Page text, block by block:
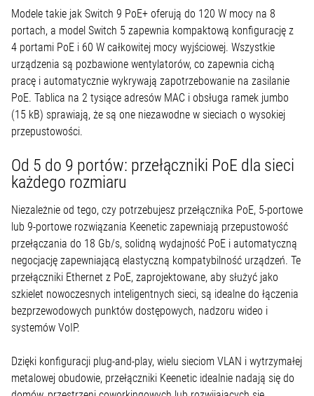
Modele takie jak Switch 9 PoE+ oferują do 120 W mocy na 8
portach, a model Switch 5 zapewnia kompaktową konfigurację z
4 portami PoE i 60 W całkowitej mocy wyjściowej. Wszystkie
urządzenia są pozbawione wentylatorów, co zapewnia cichą
pracę i automatycznie wykrywają zapotrzebowanie na zasilanie
PoE. Tablica na 2 tysiące adresów MAC i obsługa ramek jumbo
(15 kB) sprawiają, że są one niezawodne w sieciach o wysokiej
przepustowości.
Od 5 do 9 portów: przełączniki PoE dla sieci
każdego rozmiaru
Niezależnie od tego, czy potrzebujesz przełącznika PoE, 5-portowe
lub 9-portowe rozwiązania Keenetic zapewniają przepustowość
przełączania do 18 Gb/s, solidną wydajność PoE i automatyczną
negocjację zapewniającą elastyczną kompatybilność urządzeń. Te
przełączniki Ethernet z PoE, zaprojektowane, aby służyć jako
szkielet nowoczesnych inteligentnych sieci, są idealne do łączenia
bezprzewodowych punktów dostępowych, nadzoru wideo i
systemów VoIP.
Dzięki konfiguracji plug-and-play, wielu sieciom VLAN i wytrzymałej
metalowej obudowie, przełączniki Keenetic idealnie nadają się do